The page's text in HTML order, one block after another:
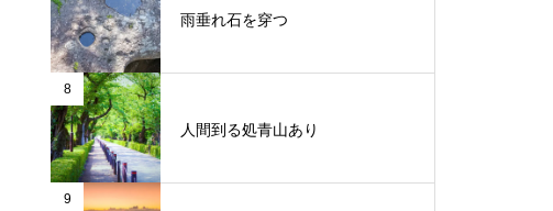
雨垂れ石を穿つ
8
人間到る処青山あり
9